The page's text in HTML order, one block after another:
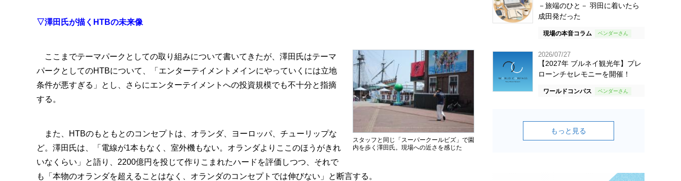
▽澤田氏が描くHTBの未来像
スタッフと同じ「スーパークールビズ」で園
内を歩く澤田氏。現場への近さを感じた
ここまでテーマパークとしての取り組みについて書いてきたが、澤田氏はテーマ
パークとしてのHTBについて、「エンターテイメントメインにやっていくには立地
条件が悪すぎる」とし、さらにエンターテイメントへの投資規模でも不十分と指摘
する。
また、HTBのもともとのコンセプトは、オランダ、ヨーロッパ、チューリップな
ど。澤田氏は、「電線が1本もなく、室外機もない。オランダよりここのほうがきれ
いなくらい」と語り、2200億円を投じて作りこまれたハードを評価しつつ、それで
も「本物のオランダを超えることはなく、オランダのコンセプトでは伸びない」と断言する。
－旅端のひと－ 羽田に着いたら
成田発だった
現場の本音コラム
2026/07/27
【2027年 ブルネイ観光年】プレ
ローンチセレモニーを開催！
ワールドコンパス
もっと見る